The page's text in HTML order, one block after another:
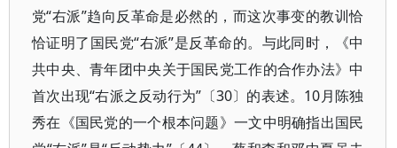
党“右派”趋向反革命是必然的，而这次事变的教训恰
恰证明了国民党“右派”是反革命的。与此同时，《中
共中央、青年团中央关于国民党工作的合作办法》中
首次出现“右派之反动行为”〔30〕的表述。10月陈独
秀在《国民党的一个根本问题》一文中明确指出国民